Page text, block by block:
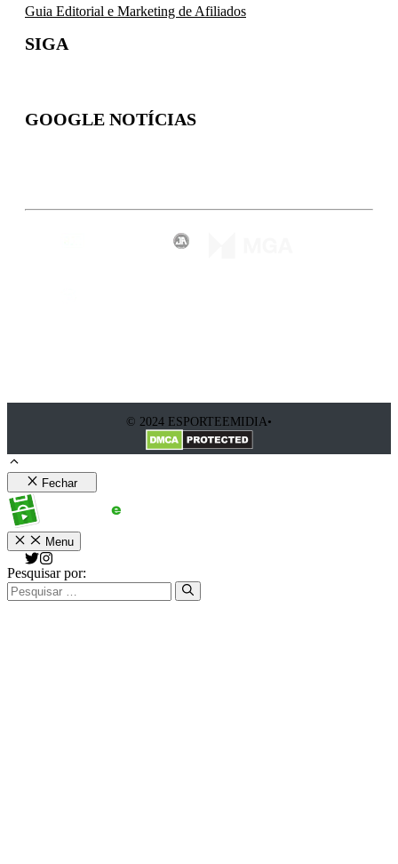
Guia Editorial e Marketing de Afiliados
SIGA
GOOGLE NOTÍCIAS
© 2024 ESPORTEEMIDIA•
Fechar
Menu
Pesquisar por: